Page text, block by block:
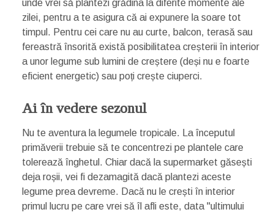
unde vrei să plantezi grădina la diferite momente ale
zilei, pentru a te asigura că ai expunere la soare tot
timpul. Pentru cei care nu au curte, balcon, terasă sau
fereastră însorită există posibilitatea creșterii în interior
a unor legume sub lumini de creștere (deși nu e foarte
eficient energetic) sau poți crește ciuperci.
Ai în vedere sezonul
Nu te aventura la legumele tropicale. La începutul
primăverii trebuie să te concentrezi pe plantele care
tolerează înghetul. Chiar dacă la supermarket găsești
deja roșii, vei fi dezamagită dacă plantezi aceste
legume prea devreme. Dacă nu le crești în interior
primul lucru pe care vrei să îl afli este, data "ultimului